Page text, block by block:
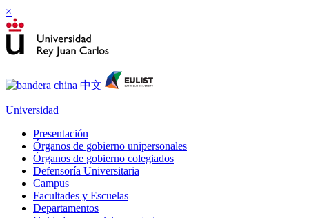
×
Universidad
Presentación
Órganos de gobierno unipersonales
Órganos de gobierno colegiados
Defensoría Universitaria
Campus
Facultades y Escuelas
Departamentos